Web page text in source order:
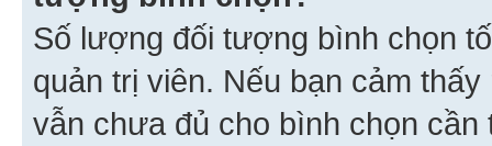
Số lượng đối tượng bình chọn
quản trị viên. Nếu bạn cảm
vẫn chưa đủ cho bình chọn